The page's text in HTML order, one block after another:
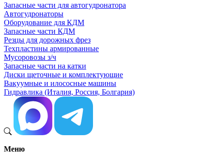
Запасные части для автогудронатора
Автогудронаторы
Оборудование для КДМ
Запасные части КДМ
Резцы для дорожных фрез
Техпластины армированные
Мусоровозы з/ч
Запасные части на катки
Диски щеточные и комплектующие
Вакуумные и илососные машины
Гидравлика (Италия, Россия, Болгария)
Меню